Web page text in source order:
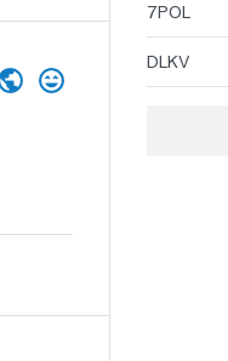
7POL
DLKV